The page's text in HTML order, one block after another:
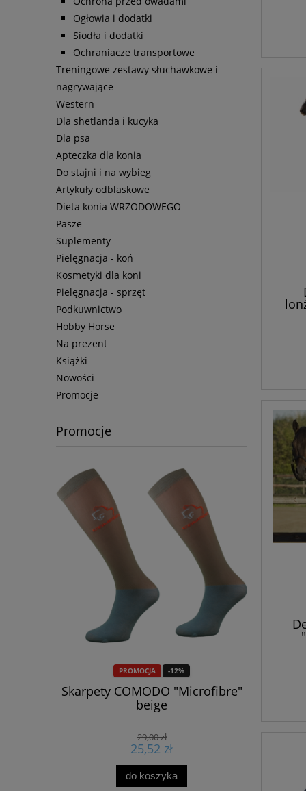
Ogłowia i dodatki
Siodła i dodatki
Ochraniacze transportowe
Treningowe zestawy słuchawkowe i
nagrywające
Western
Dla shetlanda i kucyka
Dla psa
Apteczka dla konia
Do stajni i na wybieg
Artykuły odblaskowe
Dieta konia WRZODOWEGO
Pasze
Suplementy
Pielęgnacja - koń
Kosmetyki dla koni
Pielęgnacja - sprzęt
Podkuwnictwo
Hobby Horse
Na prezent
Książki
Nowości
Promocje
Promocje
PROMOCJA -12%
Skarpety COMODO "Microfibre"
beige
29,00 zł
25,52 zł
do koszyka